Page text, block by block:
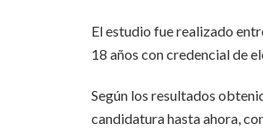
El estudio fue realizado
18 años con credencial de
Según los resultados
candidatura hasta ahora,